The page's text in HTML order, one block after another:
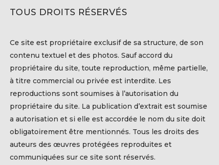
TOUS DROITS RÉSERVÉS
Ce site est propriétaire exclusif de sa structure, de son
contenu textuel et des photos. Sauf accord du
propriétaire du site, toute reproduction, même partielle,
à titre commercial ou privée est interdite. Les
reproductions sont soumises à l’autorisation du
propriétaire du site. La publication d’extrait est soumise
a autorisation et si elle est accordée le nom du site doit
obligatoirement être mentionnés. Tous les droits des
auteurs des œuvres protégées reproduites et
communiquées sur ce site sont réservés.